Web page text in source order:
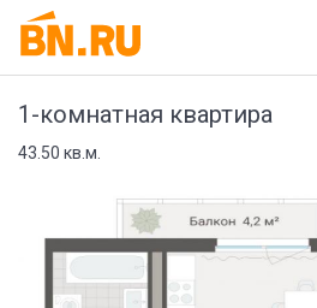
1-комнатная квартира
43.50 кв.м.